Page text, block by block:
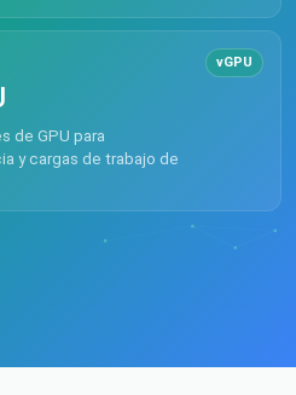
de GPU para
y cargas de trabajo de
vGPU